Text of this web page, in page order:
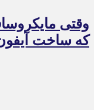
وقتی
که ساخت